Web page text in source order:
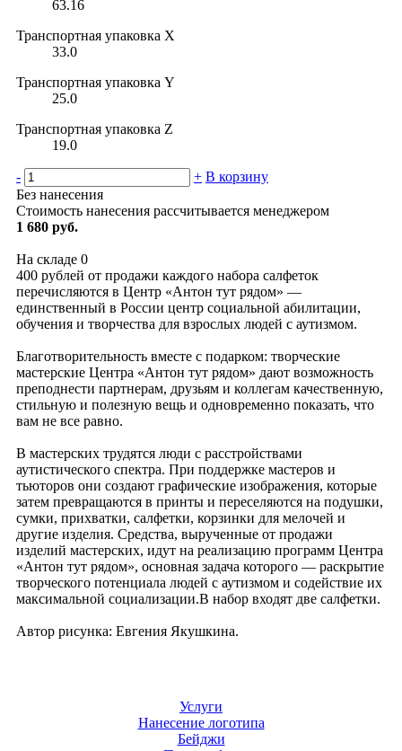
63.16
Транспортная упаковка X
33.0
Транспортная упаковка Y
25.0
Транспортная упаковка Z
19.0
- + В корзину
Без нанесения
Стоимость нанесения рассчитывается менеджером
1 680 руб.
На складе 0
400 рублей от продажи каждого набора салфеток
перечисляются в Центр «Антон тут рядом» —
единственный в России центр социальной абилитации,
обучения и творчества для взрослых людей с аутизмом.
Благотворительность вместе с подарком: творческие
мастерские Центра «Антон тут рядом» дают возможность
преподнести партнерам, друзьям и коллегам качественную,
стильную и полезную вещь и одновременно показать, что
вам не все равно.
В мастерских трудятся люди с расстройствами
аутистического спектра. При поддержке мастеров и
тьюторов они создают графические изображения, которые
затем превращаются в принты и переселяются на подушки,
сумки, прихватки, салфетки, корзинки для мелочей и
другие изделия. Средства, вырученные от продажи
изделий мастерских, идут на реализацию программ Центра
«Антон тут рядом», основная задача которого — раскрытие
творческого потенциала людей с аутизмом и содействие их
максимальной социализации.В набор входят две салфетки.
Автор рисунка: Евгения Якушкина.
Услуги
Нанесение логотипа
Бейджи